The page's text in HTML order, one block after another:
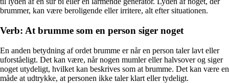
brummer, kan være beroligende eller irritere, alt efter situationen.
Verb: At brumme som en person siger noget
En anden betydning af ordet brumme er når en person taler lavt eller
uforståeligt. Det kan være, når nogen mumler eller halvsover og siger
noget utydeligt, hvilket kan beskrives som at brumme. Det kan være en
måde at udtrykke, at personen ikke taler klart eller tydeligt.